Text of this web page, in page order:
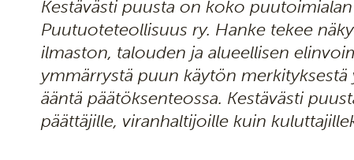
Kestävästi puusta on koko
Puutuoteteollisuus ry. Hanke tekee
ilmaston, talouden ja alueellisen
ymmärrystä puun käytön merkityksestä
ääntä päätöksenteossa. Kestävästi
päättäjille, viranhaltijoille kuin